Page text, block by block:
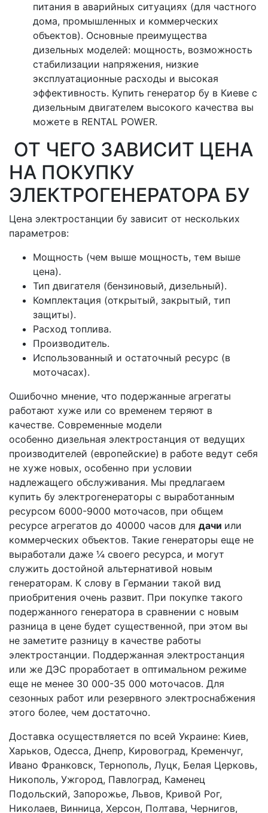
питания в аварийных ситуациях (для частного
дома, промышленных и коммерческих
объектов). Основные преимущества
дизельных моделей: мощность, возможность
стабилизации напряжения, низкие
эксплуатационные расходы и высокая
эффективность. Купить генератор бу в Киеве с
дизельным двигателем высокого качества вы
можете в RENTAL POWER.
ОТ ЧЕГО ЗАВИСИТ ЦЕНА
НА ПОКУПКУ
ЭЛЕКТРОГЕНЕРАТОРА БУ
Цена электростанции бу зависит от нескольких
параметров:
Мощность (чем выше мощность, тем выше
цена).
Тип двигателя (бензиновый, дизельный).
Комплектация (открытый, закрытый, тип
защиты).
Расход топлива.
Производитель.
Использованный и остаточный ресурс (в
моточасах).
Ошибочно мнение, что подержанные агрегаты
работают хуже или со временем теряют в
качестве. Современные модели
особенно дизельная электростанция от ведущих
производителей (европейские) в работе ведут себя
не хуже новых, особенно при условии
надлежащего обслуживания. Мы предлагаем
купить бу электрогенераторы с выработанным
ресурсом 6000-9000 моточасов, при общем
ресурсе агрегатов до 40000 часов для дачи или
коммерческих объектов. Такие генераторы еще не
выработали даже ¼ своего ресурса, и могут
служить достойной альтернативой новым
генераторам. К слову в Германии такой вид
приобритения очень развит. При покупке такого
подержанного генератора в сравнении с новым
разница в цене будет существенной, при этом вы
не заметите разницу в качестве работы
электростанции. Поддержанная электростанция
или же ДЭС проработает в оптимальном режиме
еще не менее 30 000-35 000 моточасов. Для
сезонных работ или резервного электроснабжения
этого более, чем достаточно.
Доставка осуществляется по всей Украине: Киев,
Харьков, Одесса, Днепр, Кировоград, Кременчуг,
Ивано Франковск, Тернополь, Луцк, Белая Церковь,
Никополь, Ужгород, Павлоград, Каменец
Подольский, Запорожье, Львов, Кривой Рог,
Николаев, Винница, Херсон, Полтава, Чернигов,